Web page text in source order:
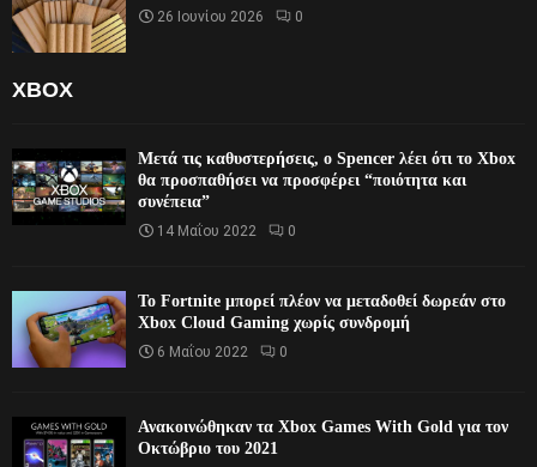
26 Ιουνίου 2026 0
XBOX
Μετά τις καθυστερήσεις, ο Spencer λέει ότι το Xbox
θα προσπαθήσει να προσφέρει “ποιότητα και
συνέπεια”
14 Μαΐου 2022 0
Το Fortnite μπορεί πλέον να μεταδοθεί δωρεάν στο
Xbox Cloud Gaming χωρίς συνδρομή
6 Μαΐου 2022 0
Ανακοινώθηκαν τα Xbox Games With Gold για τον
Οκτώβριο του 2021